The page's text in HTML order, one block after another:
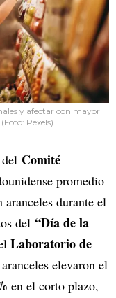
y afectar con mayor
Pexels)
Comité
promedio
aranceles durante el
del “Día de la
Laboratorio de
elevaron el
en el corto plazo,